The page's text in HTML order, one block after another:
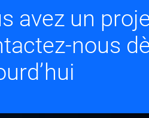
avez un
nous